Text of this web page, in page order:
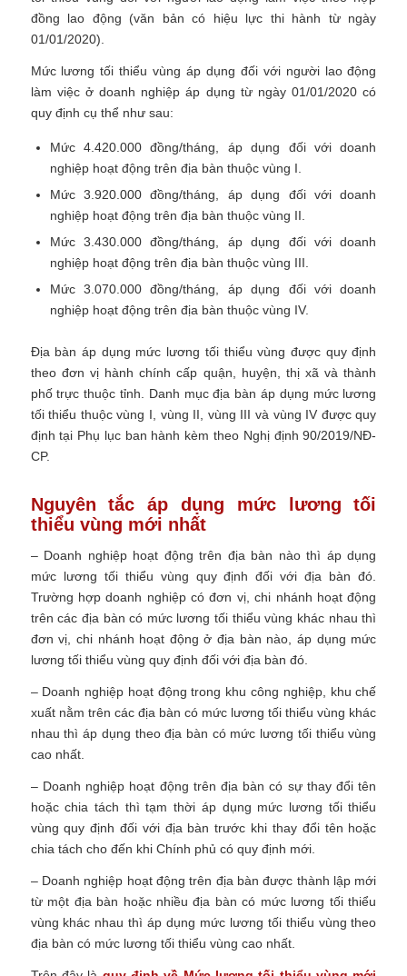
đồng lao động (văn bản có hiệu lực thi hành từ ngày
01/01/2020).
Mức lương tối thiểu vùng áp dụng đối với người lao động
làm việc ở doanh nghiệp áp dụng từ ngày 01/01/2020 có
quy định cụ thể như sau:
Mức 4.420.000 đồng/tháng, áp dụng đối với doanh
nghiệp hoạt động trên địa bàn thuộc vùng I.
Mức 3.920.000 đồng/tháng, áp dụng đối với doanh
nghiệp hoạt động trên địa bàn thuộc vùng II.
Mức 3.430.000 đồng/tháng, áp dụng đối với doanh
nghiệp hoạt động trên địa bàn thuộc vùng III.
Mức 3.070.000 đồng/tháng, áp dụng đối với doanh
nghiệp hoạt động trên địa bàn thuộc vùng IV.
Địa bàn áp dụng mức lương tối thiểu vùng được quy định
theo đơn vị hành chính cấp quận, huyện, thị xã và thành
phố trực thuộc tỉnh. Danh mục địa bàn áp dụng mức lương
tối thiểu thuộc vùng I, vùng II, vùng III và vùng IV được quy
định tại Phụ lục ban hành kèm theo Nghị định 90/2019/NĐ-
CP.
Nguyên tắc áp dụng mức lương tối
thiểu vùng mới nhất
– Doanh nghiệp hoạt động trên địa bàn nào thì áp dụng
mức lương tối thiểu vùng quy định đối với địa bàn đó.
Trường hợp doanh nghiệp có đơn vị, chi nhánh hoạt động
trên các địa bàn có mức lương tối thiểu vùng khác nhau thì
đơn vị, chi nhánh hoạt động ở địa bàn nào, áp dụng mức
lương tối thiểu vùng quy định đối với địa bàn đó.
– Doanh nghiệp hoạt động trong khu công nghiệp, khu chế
xuất nằm trên các địa bàn có mức lương tối thiểu vùng khác
nhau thì áp dụng theo địa bàn có mức lương tối thiểu vùng
cao nhất.
– Doanh nghiệp hoạt động trên địa bàn có sự thay đổi tên
hoặc chia tách thì tạm thời áp dụng mức lương tối thiểu
vùng quy định đối với địa bàn trước khi thay đổi tên hoặc
chia tách cho đến khi Chính phủ có quy định mới.
– Doanh nghiệp hoạt động trên địa bàn được thành lập mới
từ một địa bàn hoặc nhiều địa bàn có mức lương tối thiểu
vùng khác nhau thì áp dụng mức lương tối thiểu vùng theo
địa bàn có mức lương tối thiểu vùng cao nhất.